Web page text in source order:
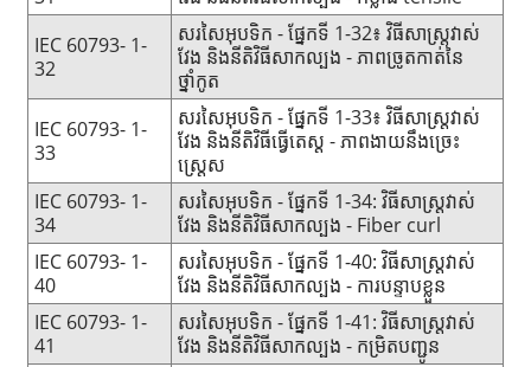
IEC 60793- 1-
32
សរសៃអុបទិក - ផ្នែកទី 1-32៖ វិធីសាស្រ្តវាស់
វែង និងនីតិវិធីសាកល្បង - ភាពច្រូតកាត់នៃ
ថ្នាំកូត
IEC 60793- 1-
33
សរសៃអុបទិក - ផ្នែកទី 1-33៖ វិធីសាស្រ្តវាស់
វែង និងនីតិវិធីធ្វើតេស្ត - ភាពងាយនឹងច្រេះ
ស្ត្រេស
IEC 60793- 1-
34
សរសៃអុបទិក - ផ្នែកទី 1-34: វិធីសាស្រ្តវាស់
វែង និងនីតិវិធីសាកល្បង - Fiber curl
IEC 60793- 1-
40
សរសៃអុបទិក - ផ្នែកទី 1-40: វិធីសាស្រ្តវាស់
វែង និងនីតិវិធីសាកល្បង - ការបន្ទាបខ្លួន
IEC 60793- 1-
41
សរសៃអុបទិក - ផ្នែកទី 1-41: វិធីសាស្រ្តវាស់
វែង និងនីតិវិធីសាកល្បង - កម្រិតបញ្ជូន